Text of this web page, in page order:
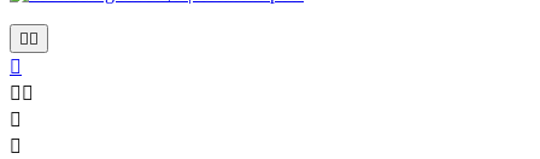
 

 

